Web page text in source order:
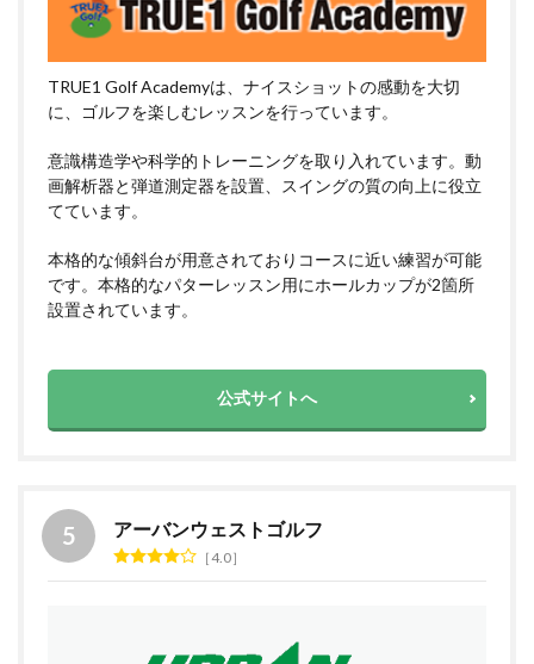
TRUE1 Golf Academyは、ナイスショットの感動を大切
に、ゴルフを楽しむレッスンを行っています。
意識構造学や科学的トレーニングを取り入れています。動
画解析器と弾道測定器を設置、スイングの質の向上に役立
てています。
本格的な傾斜台が用意されておりコースに近い練習が可能
です。本格的なパターレッスン用にホールカップが2箇所
設置されています。
公式サイトへ
アーバンウェストゴルフ
4.0